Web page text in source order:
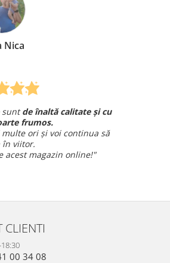
înaltă calitate și cu
și voi continua să
online!"
CLIENTI
00 34 08